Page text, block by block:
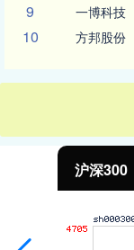
9 一博科技
10 方邦股份
沪深300